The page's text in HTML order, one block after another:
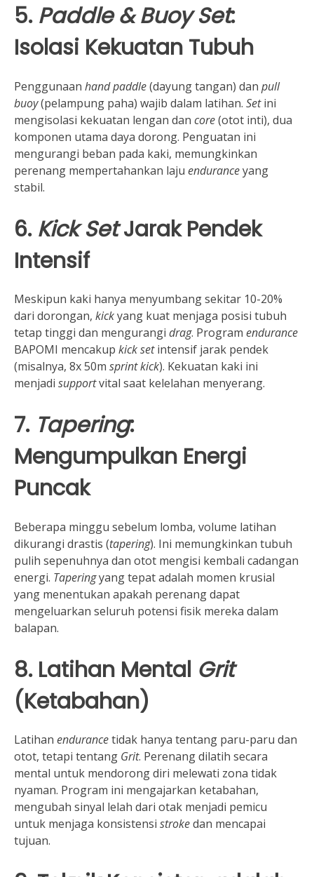
5. Paddle & Buoy Set:
Isolasi Kekuatan Tubuh
Penggunaan hand paddle(dayung tangan) dan pull
buoy(pelampung paha) wajib dalam latihan. Setini
mengisolasi kekuatan lengan dan core(otot inti), dua
komponen utama daya dorong. Penguatan ini
mengurangi beban pada kaki, memungkinkan
perenang mempertahankan laju enduranceyang
stabil.
6. Kick SetJarak Pendek
Intensif
Meskipun kaki hanya menyumbang sekitar 10-20%
dari dorongan, kickyang kuat menjaga posisi tubuh
tetap tinggi dan mengurangi drag. Program endurance
BAPOMI mencakup kick setintensif jarak pendek
(misalnya, 8x 50m sprint kick). Kekuatan kaki ini
menjadi supportvital saat kelelahan menyerang.
7. Tapering:
Mengumpulkan Energi
Puncak
Beberapa minggu sebelum lomba, volume latihan
dikurangi drastis (tapering). Ini memungkinkan tubuh
pulih sepenuhnya dan otot mengisi kembali cadangan
energi. Taperingyang tepat adalah momen krusial
yang menentukan apakah perenang dapat
mengeluarkan seluruh potensi fisik mereka dalam
balapan.
8. Latihan Mental Grit
(Ketabahan)
Latihan endurancetidak hanya tentang paru-paru dan
otot, tetapi tentang Grit. Perenang dilatih secara
mental untuk mendorong diri melewati zona tidak
nyaman. Program ini mengajarkan ketabahan,
mengubah sinyal lelah dari otak menjadi pemicu
untuk menjaga konsistensi strokedan mencapai
tujuan.